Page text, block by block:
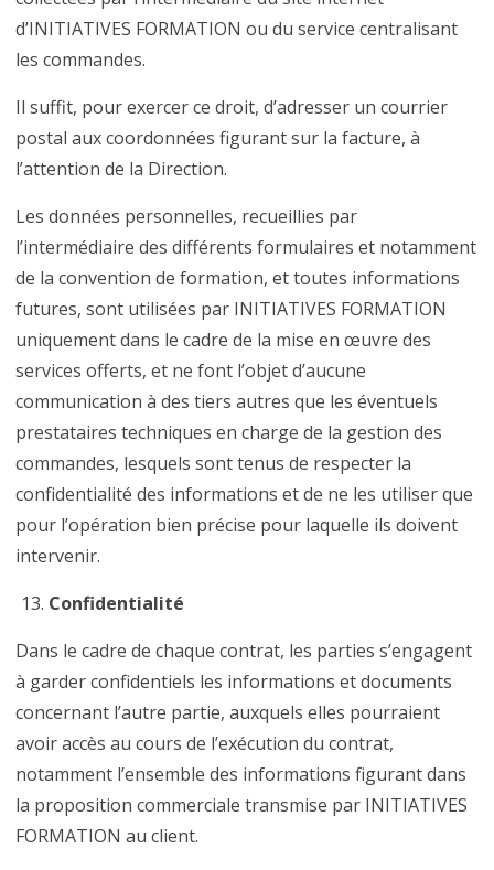
d’INITIATIVES FORMATION ou du service centralisant
les commandes.
Il suffit, pour exercer ce droit, d’adresser un courrier
postal aux coordonnées figurant sur la facture, à
l’attention de la Direction.
Les données personnelles, recueillies par
l’intermédiaire des différents formulaires et notamment
de la convention de formation, et toutes informations
futures, sont utilisées par INITIATIVES FORMATION
uniquement dans le cadre de la mise en œuvre des
services offerts, et ne font l’objet d’aucune
communication à des tiers autres que les éventuels
prestataires techniques en charge de la gestion des
commandes, lesquels sont tenus de respecter la
confidentialité des informations et de ne les utiliser que
pour l’opération bien précise pour laquelle ils doivent
intervenir.
Confidentialité
Dans le cadre de chaque contrat, les parties s’engagent
à garder confidentiels les informations et documents
concernant l’autre partie, auxquels elles pourraient
avoir accès au cours de l’exécution du contrat,
notamment l’ensemble des informations figurant dans
la proposition commerciale transmise par INITIATIVES
FORMATION au client.